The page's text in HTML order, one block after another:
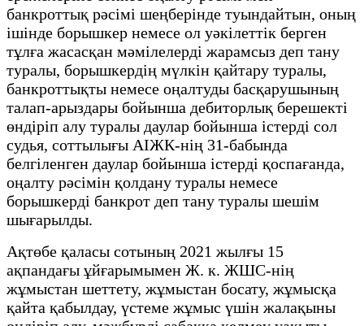
банкроттық рәсімі шеңберінде туындайтын, оның
ішінде борышкер немесе ол уәкілеттік берген
тұлға жасасқан мәмілелерді жарамсыз деп тану
туралы, борышкердің мүлкін қайтару туралы,
банкроттықты немесе оңалтуды басқарушының
талап-арыздары бойынша дебиторлық берешекті
өндіріп алу туралы даулар бойынша істерді сол
судья, соттылығы АІЖК-нің 31-бабында
белгіленген даулар бойынша істерді қоспағанда,
оңалту рәсімін қолдану туралы немесе
борышкерді банкрот деп тану туралы шешім
шығарылды.
Ақтөбе қаласы сотының 2021 жылғы 15
ақпандағы ұйғарымымен Ж. к. ЖШС-нің
жұмыстан шеттету, жұмыстан босату, жұмысқа
қайта қабылдау, үстеме жұмыс үшін жалақыны